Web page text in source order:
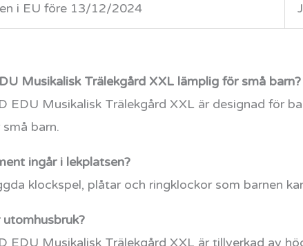
i EU före 13/12/2024
Musikalisk Trälekgård XXL lämplig för små barn?
EDU Musikalisk Trälekgård XXL är designad för
barn.
ingår i lekplatsen?
klockspel, plåtar och ringklockor som barnen
EDU Musikalisk Trälekgård XXL är tillverkad av